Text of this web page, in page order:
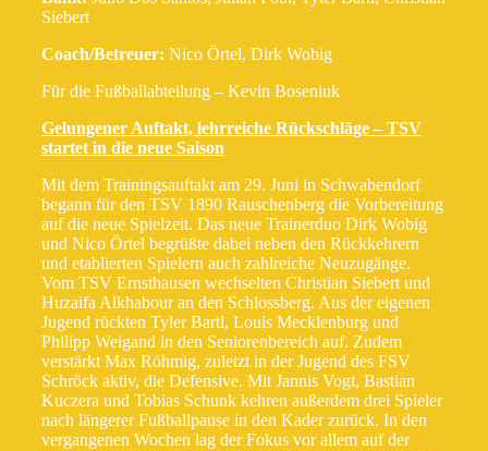
Siebert
Coach/Betreuer: Nico Örtel, Dirk Wobig
Für die Fußballabteilung – Kevin Boseniuk
Gelungener Auftakt, lehrreiche Rückschläge – TSV
startet in die neue Saison
Mit dem Trainingsauftakt am 29. Juni in Schwabendorf
begann für den TSV 1890 Rauschenberg die Vorbereitung
auf die neue Spielzeit. Das neue Trainerduo Dirk Wobig
und Nico Örtel begrüßte dabei neben den Rückkehrern
und etablierten Spielern auch zahlreiche Neuzugänge.
Vom TSV Ernsthausen wechselten Christian Siebert und
Huzaifa Alkhabour an den Schlossberg. Aus der eigenen
Jugend rückten Tyler Bartl, Louis Mecklenburg und
Philipp Weigand in den Seniorenbereich auf. Zudem
verstärkt Max Röhmig, zuletzt in der Jugend des FSV
Schröck aktiv, die Defensive. Mit Jannis Vogt, Bastian
Kuczera und Tobias Schunk kehren außerdem drei Spieler
nach längerer Fußballpause in den Kader zurück. In den
vergangenen Wochen lag der Fokus vor allem auf der